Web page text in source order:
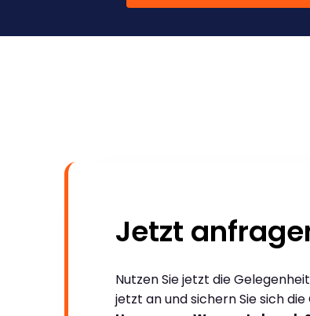
Jetzt
Nutzen Sie jetzt die
jetzt an und sichern Sie sich